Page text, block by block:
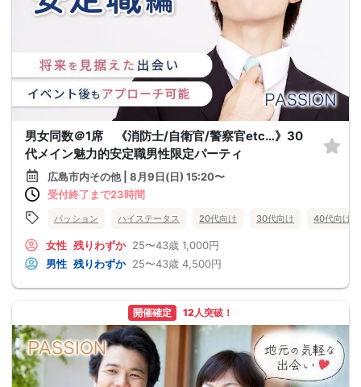
男女同数＠1席 《消防士/自衛官/警察官etc…》30
代メイン魅力的安定職男性限定パーティ
広島市内その他 | 8月9日(日) 15:20〜
受付終了まで23時間
パッション ハイステータス 20代向け 30代向け 40代向け
女性 残りわずか 25〜43歳 1,000円
男性 残りわずか 25〜43歳 4,500円
開催確定 12人突破！